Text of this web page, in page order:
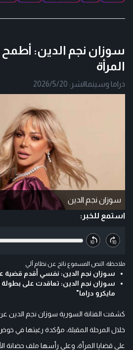
سوزان نجم الدين: أطمح
المرأة
دراما وسينما|نشر: 2026/5/20
سوزان نجم الدين
استمع للخبر:
ملاحظة: النص المسموع ناتج عن نظام آلي
سوزان نجم الدين: نفسي أقدم قضية
سوزان نجم الدين: تعاقدت على
مايكرو دراما"
كشفت الفنانة السورية سوزان نجم الدين
خلال المرحلة المقبلة، مؤكدة رغبتها في
على قضايا المرأة، وعلى رأسها ملف حضانة